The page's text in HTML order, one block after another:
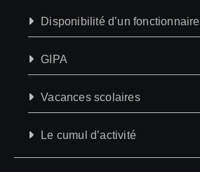
Disponibilité d’un fonctionnaire
GIPA
Vacances scolaires
Le cumul d’activité